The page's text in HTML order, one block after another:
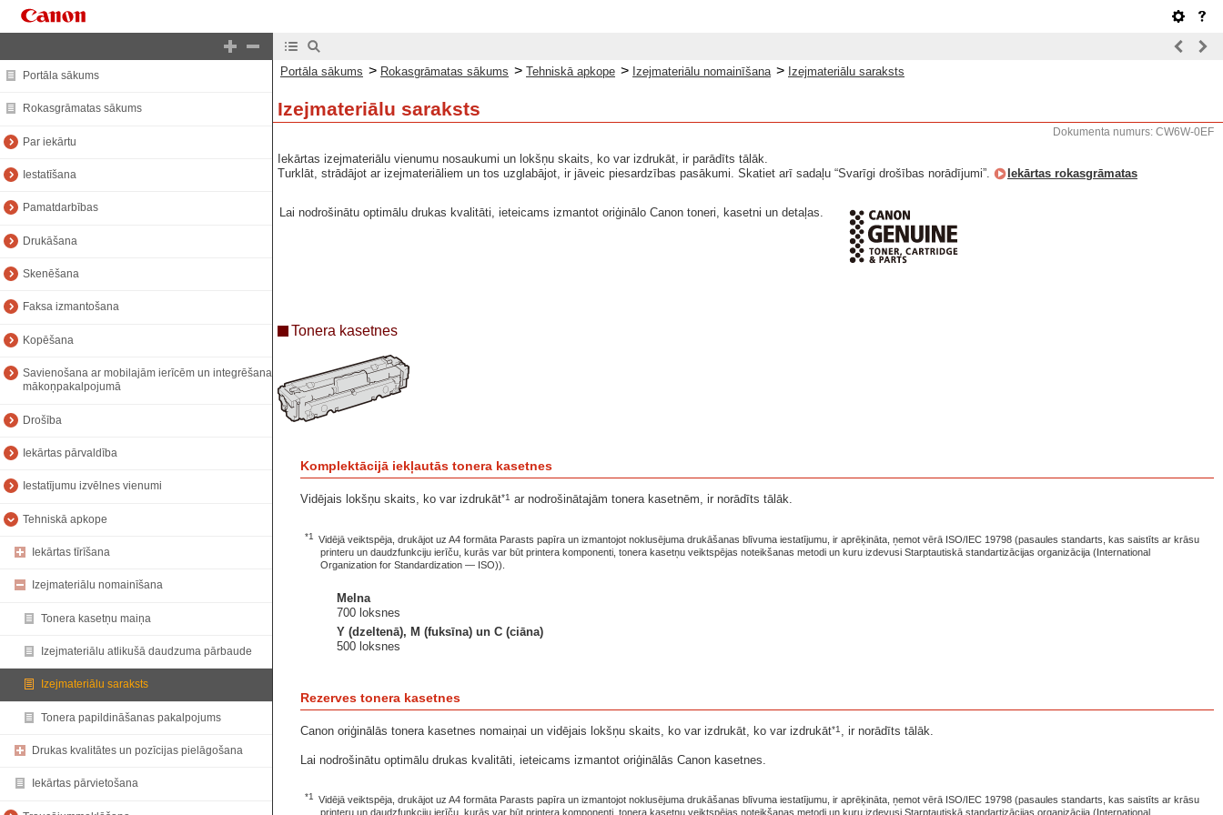
Portāla sākums
Rokasgrāmatas sākums
Par iekārtu
Iestatīšana
Pamatdarbības
Drukāšana
Skenēšana
Faksa izmantošana
Kopēšana
Savienošana ar mobilajām ierīcēm un integrēšana
mākoņpakalpojumā
Drošība
Iekārtas pārvaldība
Iestatījumu izvēlnes vienumi
Tehniskā apkope
Iekārtas tīrīšana
Izejmateriālu nomainīšana
Tonera kasetņu maiņa
Izejmateriālu atlikušā daudzuma pārbaude
Izejmateriālu saraksts
Tonera papildināšanas pakalpojums
Drukas kvalitātes un pozīcijas pielāgošana
Iekārtas pārvietošana
Portāla sākums > Rokasgrāmatas sākums > Tehniskā apkope > Izejmateriālu nomainīšana > Izejmateriālu saraksts
Izejmateriālu saraksts
Dokumenta numurs: CW6W-0EF
Iekārtas izejmateriālu vienumu nosaukumi un lokšņu skaits, ko var izdrukāt, ir parādīts tālāk.
Turklāt, strādājot ar izejmateriāliem un tos uzglabājot, ir jāveic piesardzības pasākumi. Skatiet arī sadaļu “Svarīgi drošības norādījumi”.
Iekārtas rokasgrāmatas
Lai nodrošinātu optimālu drukas kvalitāti, ieteicams izmantot oriģinālo Canon toneri, kasetni un detaļas.
Tonera kasetnes
Komplektācijā iekļautās tonera kasetnes
Vidējais lokšņu skaits, ko var izdrukāt*1 ar nodrošinātajām tonera kasetnēm, ir norādīts tālāk.
*1
Vidējā veiktspēja, drukājot uz A4 formāta Parasts papīra un izmantojot noklusējuma drukāšanas blīvuma iestatījumu, ir aprēķināta, ņemot vērā ISO/IEC 19798 (pasaules standarts, kas saistīts ar krāsu
printeru un daudzfunkciju ierīču, kurās var būt printera komponenti, tonera kasetņu veiktspējas noteikšanas metodi un kuru izdevusi Starptautiskā standartizācijas organizācija (International
Organization for Standardization — ISO)).
Melna
700 loksnes
Y (dzeltenā), M (fuksīna) un C (ciāna)
500 loksnes
Rezerves tonera kasetnes
Canon oriģinālās tonera kasetnes nomaiņai un vidējais lokšņu skaits, ko var izdrukāt, ko var izdrukāt*1 , ir norādīts tālāk.
Lai nodrošinātu optimālu drukas kvalitāti, ieteicams izmantot oriģinālās Canon kasetnes.
*1
Vidējā veiktspēja, drukājot uz A4 formāta Parasts papīra un izmantojot noklusējuma drukāšanas blīvuma iestatījumu, ir aprēķināta, ņemot vērā ISO/IEC 19798 (pasaules standarts, kas saistīts ar krāsu
printeru un daudzfunkciju ierīču, kurās var būt printera komponenti, tonera kasetņu veiktspējas noteikšanas metodi un kuru izdevusi Starptautiskā standartizācijas organizācija (International